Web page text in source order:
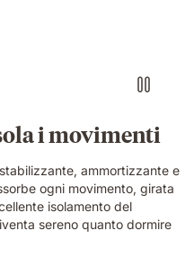
i movimenti
ammortizzante e
ogni movimento, girata
isolamento del
sereno quanto dormire